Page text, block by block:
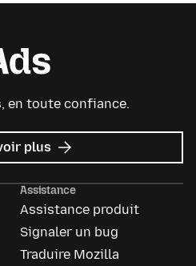
en toute confiance.
plus sur
Mozilla
Assistance
Assistance produit
Signaler un bug
Traduire Mozilla